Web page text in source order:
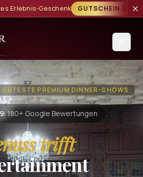
Verschenken Sie Genuss,
PREMIUM DINNER-SHOWS
| 180+ Google Bewertungen
trifft